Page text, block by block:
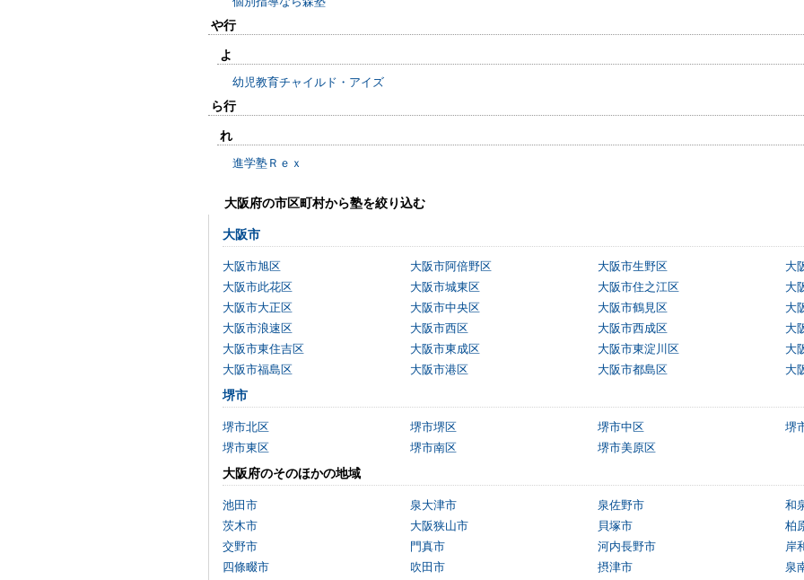
や行
よ
幼児教育チャイルド・アイズ
ら行
れ
進学塾Ｒｅｘ
大阪府の市区町村から塾を絞り込む
大阪市
大阪市旭区 大阪市阿倍野区 大阪市生野区
大
大阪市此花区
大阪市城東区 大阪市住之江区
大
大阪市大正区
大阪市中央区 大阪市鶴見区
大
大阪市浪速区
大阪市西区 大阪市西成区
大
大阪市東住吉区
大阪市東成区 大阪市東淀川区
大
大阪市福島区
大阪市港区 大阪市都島区 大
堺市
堺市北区 堺市堺区 堺市中区
堺
堺市東区
堺市南区 堺市美原区
大阪府のそのほかの地域
池田市 泉大津市 泉佐野市
和
茨木市
大阪狭山市 貝塚市
柏
交野市
門真市 河内長野市
岸
四條畷市
吹田市 摂津市
泉